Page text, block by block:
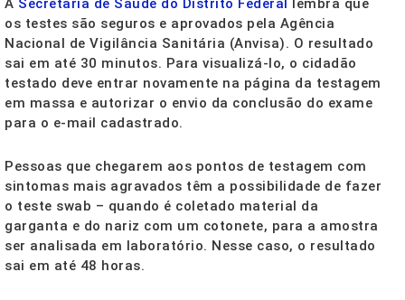
A Secretaria de Saúde do Distrito Federal
lembra que
os testes são seguros e aprovados pela Agência
Nacional de Vigilância Sanitária (Anvisa). O resultado
sai em até 30 minutos. Para visualizá-lo, o cidadão
testado deve entrar novamente na página da testagem
em massa e autorizar o envio da conclusão do exame
para o e-mail cadastrado.
Pessoas que chegarem aos pontos de testagem com
sintomas mais agravados têm a possibilidade de fazer
o teste swab – quando é coletado material da
garganta e do nariz com um cotonete, para a amostra
ser analisada em laboratório. Nesse caso, o resultado
sai em até 48 horas.